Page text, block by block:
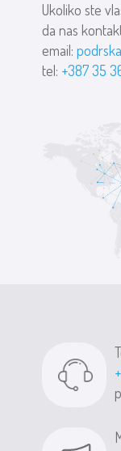
Ukoliko ste
da nas
email:
tel: +387 35